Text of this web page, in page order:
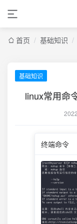
首页 / 基础知识 /
基础知识
linux常用命
终端命令